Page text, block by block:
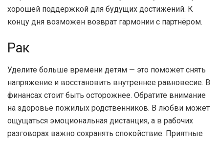
хорошей поддержкой для будущих достижений. К
концу дня возможен возврат гармонии с партнёром.
Рак
Уделите больше времени детям — это поможет снять
напряжение и восстановить внутреннее равновесие. В
финансах стоит быть осторожнее. Обратите внимание
на здоровье пожилых родственников. В любви может
ощущаться эмоциональная дистанция, а в рабочих
разговорах важно сохранять спокойствие. Приятные